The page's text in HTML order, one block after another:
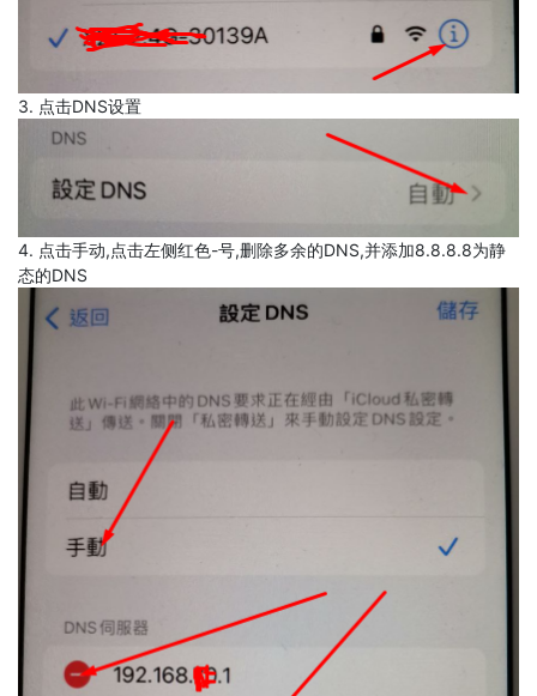
3. 点击DNS设置
4. 点击手动,点击左侧红色-号,删除多余的DNS,并添加8.8.8.8为静
态的DNS